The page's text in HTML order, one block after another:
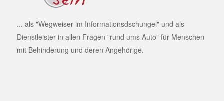
... als "Wegweiser im Informationsdschungel" und als
Dienstleister in allen Fragen "rund ums Auto" für Menschen
mit Behinderung und deren Angehörige.